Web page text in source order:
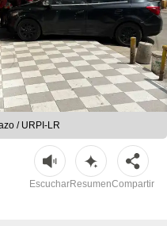
Balacera en SJL | Créditos: Francisco Erazo / URPI-LR
EscucharResumenCompartir